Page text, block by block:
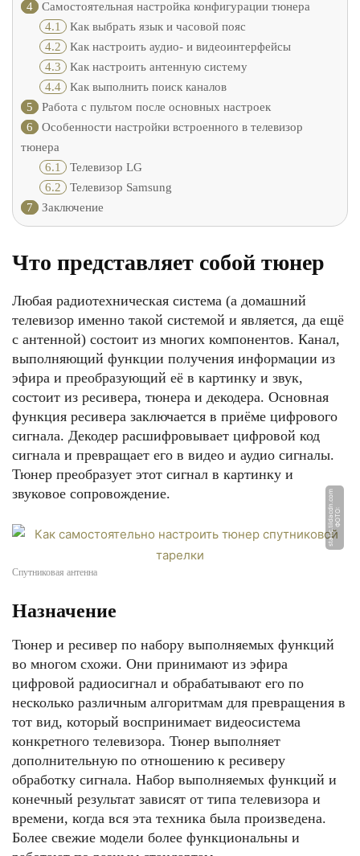
4
Самостоятельная настройка конфигурации тюнера
4.1 Как выбрать язык и часовой пояс
4.2 Как настроить аудио- и видеоинтерфейсы
4.3 Как настроить антенную систему
4.4 Как выполнить поиск каналов
5
Работа с пультом после основных настроек
6
Особенности настройки встроенного в телевизор
тюнера
6.1 Телевизор LG
6.2 Телевизор Samsung
7
Заключение
Что представляет собой тюнер
Любая радиотехническая система (а домашний
телевизор именно такой системой и является, да ещё
с антенной) состоит из многих компонентов. Канал,
выполняющий функции получения информации из
эфира и преобразующий её в картинку и звук,
состоит из ресивера, тюнера и декодера. Основная
функция ресивера заключается в приёме цифрового
сигнала. Декодер расшифровывает цифровой код
сигнала и превращает его в видео и аудио сигналы.
Тюнер преобразует этот сигнал в картинку и
звуковое сопровождение.
Ф
О
Т
О:
s
t
a
ti
c.
til
d
a
c
d
n.
c
o
m
Спутниковая антенна
Назначение
Тюнер и ресивер по набору выполняемых функций
во многом схожи. Они принимают из эфира
цифровой радиосигнал и обрабатывают его по
несколько различным алгоритмам для превращения в
тот вид, который воспринимает видеосистема
конкретного телевизора. Тюнер выполняет
дополнительную по отношению к ресиверу
обработку сигнала. Набор выполняемых функций и
конечный результат зависят от типа телевизора и
времени, когда вся эта техника была произведена.
Более свежие модели более функциональны и